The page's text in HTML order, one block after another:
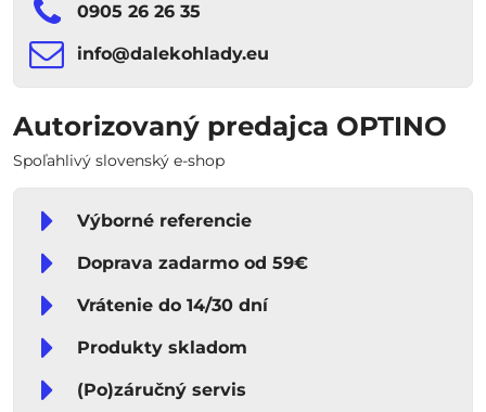
0905 26 26 35
info​​@dalekohlady​​.eu
Autorizovaný predajca OPTINO
Spoľahlivý slovenský e-shop
Výborné referencie
Doprava zadarmo od 59€
Vrátenie do 14/30 dní
Produkty skladom
(Po)záručný servis